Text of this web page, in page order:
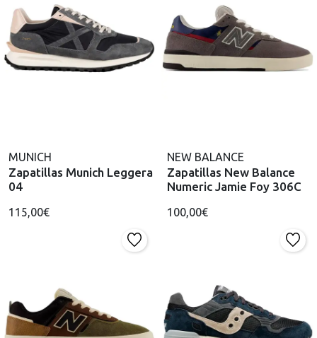
MUNICH
Zapatillas Munich Leggera
04
115,00€
NEW BALANCE
Zapatillas New Balance
Numeric Jamie Foy 306C
100,00€